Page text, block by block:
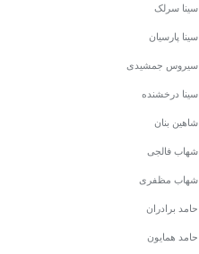
سینا سرلک
سینا پارسیان
سیروس جمشیدی
سینا درخشنده
شاهین بنان
شهاب فالجی
شهاب مظفری
حامد برادران
حامد همایون